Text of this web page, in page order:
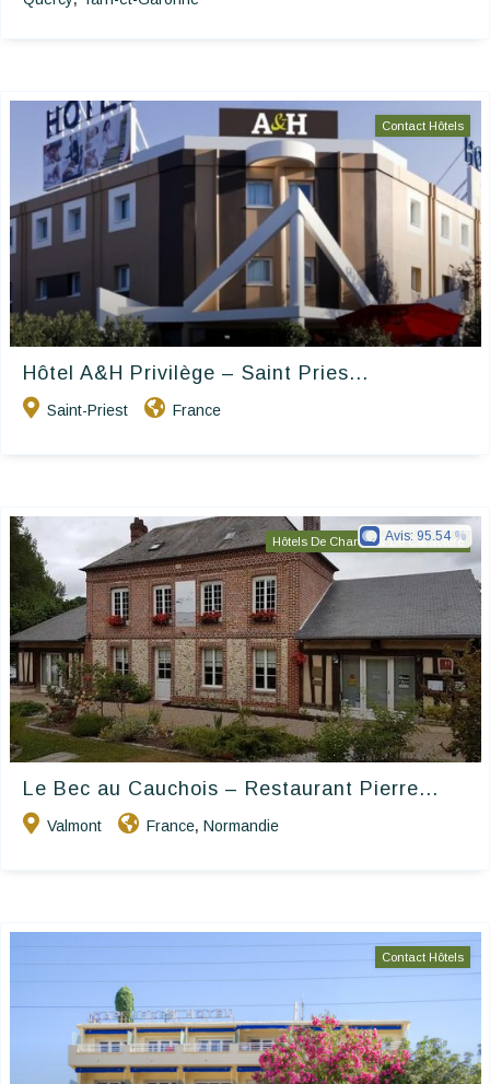
Contact Hôtels
Hôtel A&H Privilège – Saint Pries...
Saint-Priest France
Hôtels De Charme & De Caractère
Le Bec au Cauchois – Restaurant Pierre...
Valmont France, Normandie
Avis: 95.54
Contact Hôtels